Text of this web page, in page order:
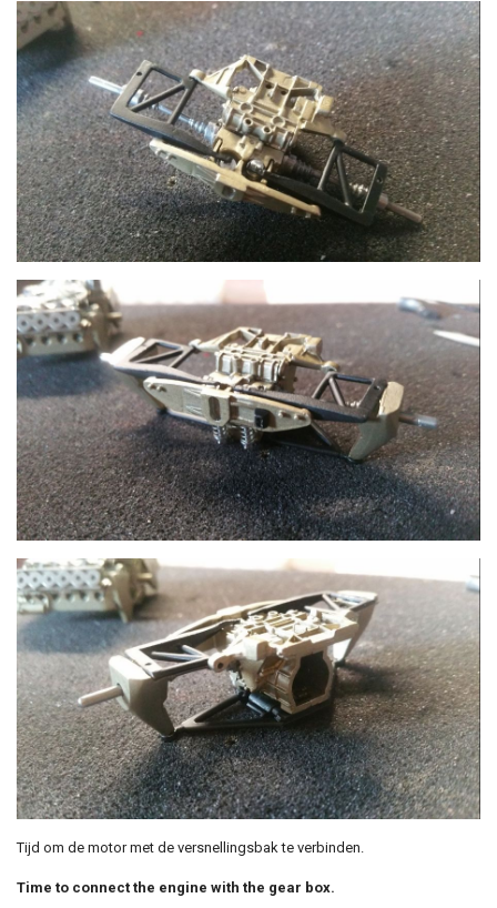
Tijd om de motor met de versnellingsbak te verbinden.
Time to connect the engine with the gear box.